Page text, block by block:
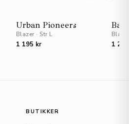
Urban Pioneers
Blazer · Str L
1 195 kr 1
BUTIKKER